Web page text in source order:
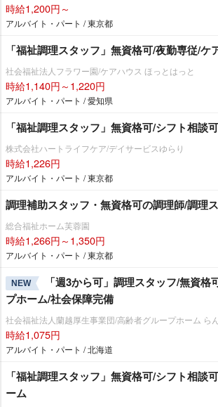
時給1,200円～
アルバイト・パート / 東京都
「福祉調理スタッフ」無資格可/夜勤専従/ケ
社会福祉法人フラワー園/ケアハウス ほっとはっと
時給1,140円～1,220円
アルバイト・パート / 愛知県
「福祉調理スタッフ」無資格可/シフト相談
株式会社ハートライフケア/デイサービスゆらり
時給1,226円
アルバイト・パート / 東京都
調理補助スタッフ・無資格可の調理師/調理
総合福祉ホーム芙蓉園
時給1,266円～1,350円
アルバイト・パート / 東京都
NEW
「週3から可」調理スタッフ/無資格
プホーム/社会保障完備
社会福祉法人蘭越厚生事業団/高齢者グループホーム ら
時給1,075円
アルバイト・パート / 北海道
「福祉調理スタッフ」無資格可/シフト相談
ーム